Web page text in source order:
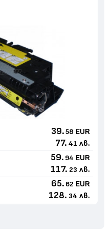
39. 58 EUR
77. 41 лв.
59. 94 EUR
117. 23 лв.
65. 62 EUR
128. 34 лв.